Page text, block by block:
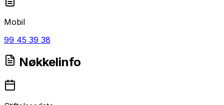
Mobil
99 45 39 38
Nøkkelinfo